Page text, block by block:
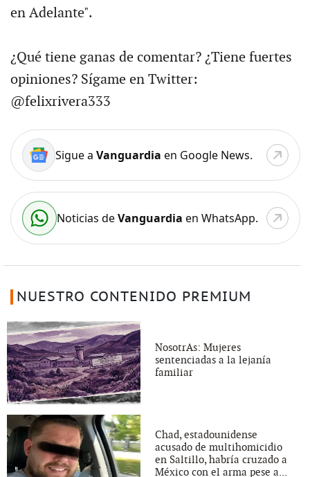
en Adelante".
¿Qué tiene ganas de comentar? ¿Tiene fuertes
opiniones? Sígame en Twitter:
@felixrivera333
Sigue a Vanguardia en Google News.
Noticias deVanguardia en WhatsApp.
NUESTRO CONTENIDO PREMIUM
NosotrAs: Mujeres
sentenciadas a la lejanía
familiar
Chad, estadounidense
acusado de multihomicidio
en Saltillo, habría cruzado a
México con el arma pese a...